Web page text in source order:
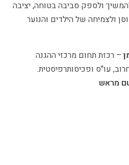
ולספק סביבה בטוחה, יציבה
ולצמיחה של הילדים והנוער
– רכזת תחום מרכזי ההגנה
עו"ס ופכיסותרפיסטית.
מראש